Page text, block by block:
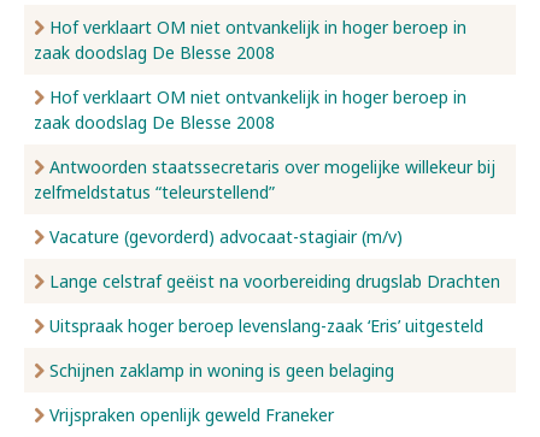
Hof verklaart OM niet ontvankelijk in hoger beroep in
zaak doodslag De Blesse 2008
Hof verklaart OM niet ontvankelijk in hoger beroep in
zaak doodslag De Blesse 2008
Antwoorden staatssecretaris over mogelijke willekeur bij
zelfmeldstatus “teleurstellend”
Vacature (gevorderd) advocaat-stagiair (m/v)
Lange celstraf geëist na voorbereiding drugslab Drachten
Uitspraak hoger beroep levenslang-zaak ‘Eris’ uitgesteld
Schijnen zaklamp in woning is geen belaging
Vrijspraken openlijk geweld Franeker